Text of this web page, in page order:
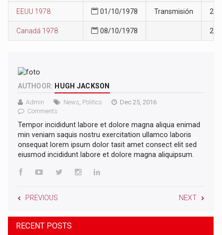
EEUU 1978 01/10/1978 Transmisión 29
Canadá 1978 08/10/1978 29
AUTHOOR: HUGH JACKSON
Admin News Politics
Dec 25, 2016
Comments
Tempor incididunt labore et dolore magna aliqua enimad
min veniam saquis nostru exercitation ullamco laboris
onsequat lorem ipsum dolor tasit amet consect elit sed
eiusmod incididunt labore et dolore magna aliquipsum.
PREVIOUS NEXT
RECENT POSTS